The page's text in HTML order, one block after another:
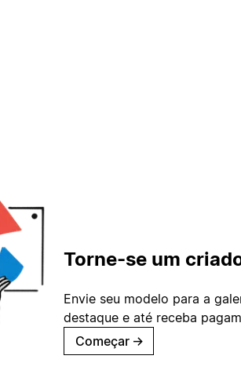
Torne-se um
Envie seu modelo para a
destaque e até receba
Começar →